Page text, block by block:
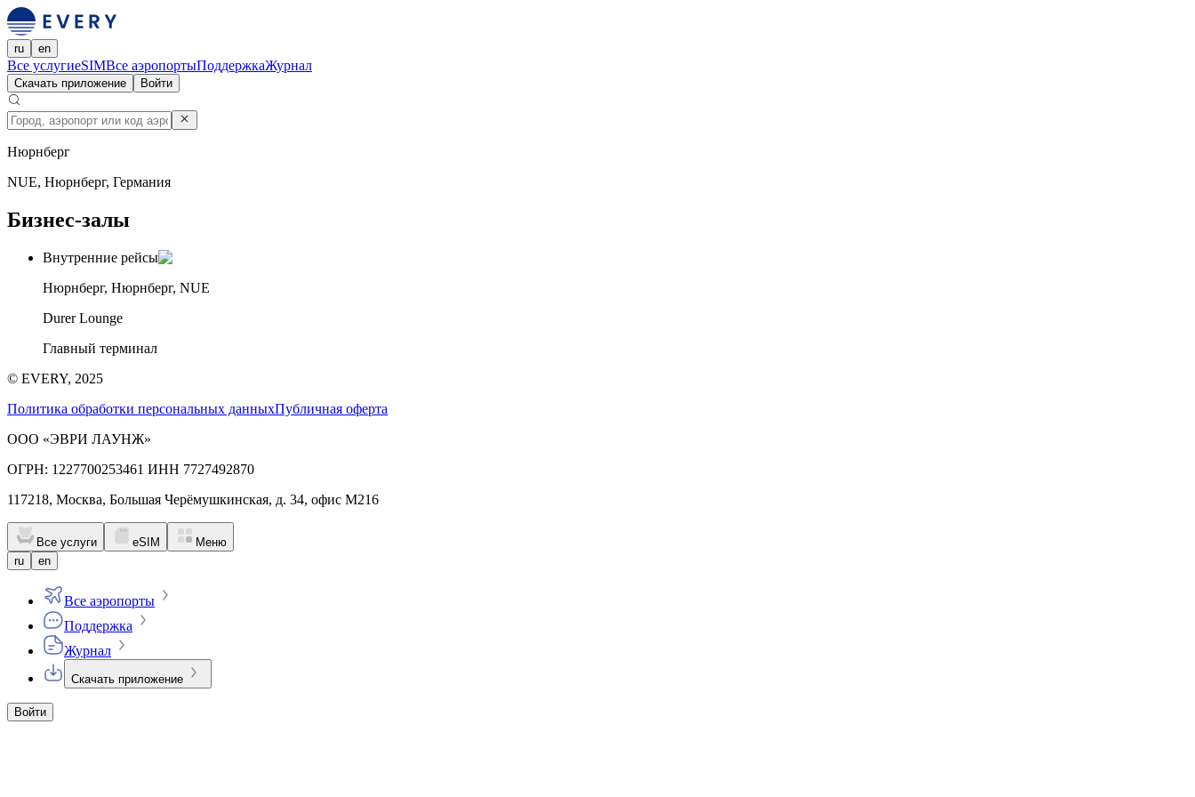
ru en
Все услугиeSIMВсе аэропортыПоддержкаЖурнал
Скачать приложение Войти
Нюрнберг
NUE, Нюрнберг, Германия
Бизнес-залы
Внутренние рейсы
Нюрнберг, Нюрнберг, NUE
Durer Lounge
Главный терминал
© EVERY, 2025
Политика обработки персональных данныхПубличная оферта
ООО «ЭВРИ ЛАУНЖ»
ОГРН: 1227700253461 ИНН 7727492870
117218, Москва, Большая Черёмушкинская, д. 34, офис М216
Все услуги eSIM
Меню
ru
en
Все аэропорты
Поддержка
Журнал
Скачать приложение
Войти